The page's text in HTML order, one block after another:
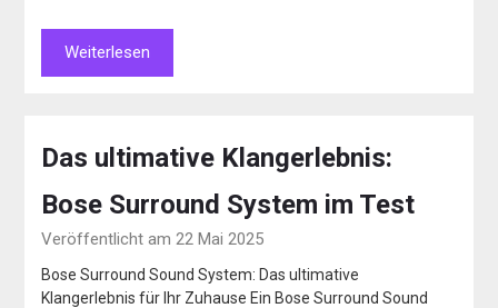
Weiterlesen
Das ultimative Klangerlebnis:
Bose Surround System im Test
Veröffentlicht am 22 Mai 2025
Bose Surround Sound System: Das ultimative
Klangerlebnis für Ihr Zuhause Ein Bose Surround Sound